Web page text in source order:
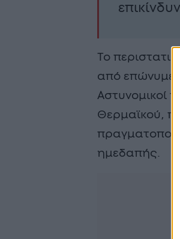
Το
από επώνυμες
Αστυνομικοί
Θερμαϊκού,
ημεδαπής.